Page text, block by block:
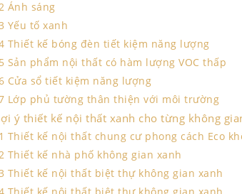
Ánh sáng
Yếu tố xanh
Thiết kế bóng đèn tiết kiệm năng lượng
Sản phẩm nội thất có hàm lượng VOC thấp
Cửa sổ tiết kiệm năng lượng
Lớp phủ tường thân thiện với môi trường
ý thiết kế nội thất xanh cho từng không
Thiết kế nội thất chung cư phong cách Eco
Thiết kế nhà phố không gian xanh
Thiết kế nội thất biệt thự không gian xanh